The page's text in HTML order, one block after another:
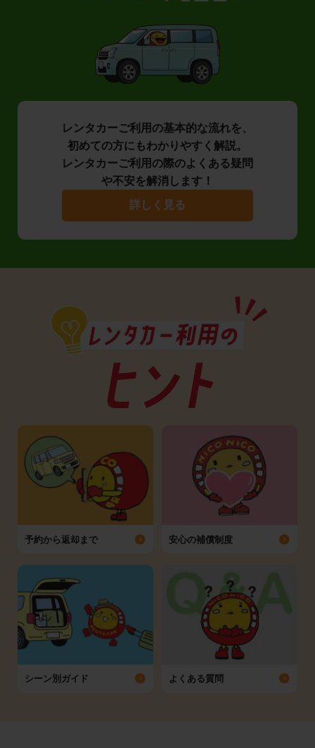
レンタカーご利用の基本的な流れを、
初めての方にもわかりやすく解説。
レンタカーご利用の際のよくある疑問
や不安を解消します！
詳しく見る
予約から返却まで 安心の補償制度
シーン別ガイド よくある質問